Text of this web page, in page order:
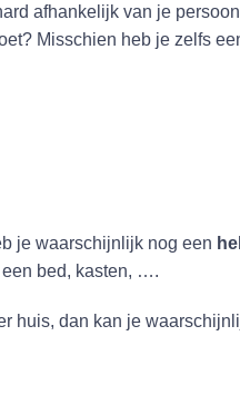
afhankelijk van je
Misschien heb je zelfs
je waarschijnlijk nog een
een bed, kasten, ….
huis, dan kan je